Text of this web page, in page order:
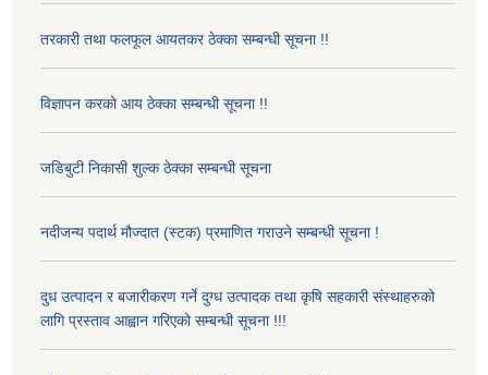
तरकारी तथा फलफूल आयतकर ठेक्का सम्बन्धी सूचना !!
विज्ञापन करको आय ठेक्का सम्बन्धी सूचना !!
जडिबुटी निकासी शुल्क ठेक्का सम्बन्धी सूचना
नदीजन्य पदार्थ मौज्दात (स्टक) प्रमाणित गराउने सम्बन्धी सूचना !
दुध उत्पादन र बजारीकरण गर्ने दुग्ध उत्पादक तथा कृषि सहकारी संस्थाहरुको
लागि प्रस्ताव आह्वान गरिएको सम्बन्धी सूचना !!!